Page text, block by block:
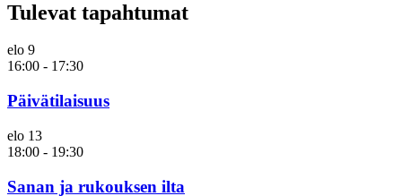
Tulevat tapahtumat
elo 9
16:00 - 17:30
Päivätilaisuus
elo 13
18:00 - 19:30
Sanan ja rukouksen ilta